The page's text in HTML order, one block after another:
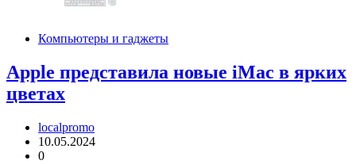
Компьютеры и гаджеты
Apple представила новые iMac в ярких
цветах
localpromo
10.05.2024
0